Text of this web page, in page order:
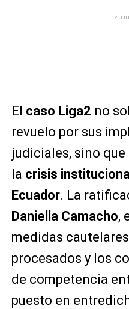
El caso Liga2 no
revuelo por sus
judiciales, sino
la crisis
Ecuador. La
Daniella Camacho,
medidas
procesados y los
de competencia
puesto en